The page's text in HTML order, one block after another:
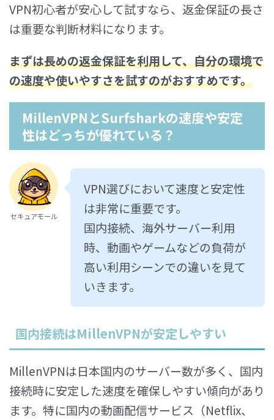
VPN初心者が安心して試すなら、返金保証の長さ
は重要な判断材料になります。
まずは長めの返金保証を利用して、自分の環境で
の速度や使いやすさを試すのがおすすめです。
MillenVPNとSurfsharkの速度や安定
性はどっちが優れている？
セキュアモール
VPN選びにおいて速度と安定性
は非常に重要です。
国内接続、海外サーバー利用
時、動画やゲームなどの負荷が
高い利用シーンでの違いを見て
いきます。
国内接続はMillenVPNが安定しやすい
MillenVPNは日本国内のサーバー数が多く、国内
接続時に安定した速度を確保しやすい傾向があり
ます。特に国内の動画配信サービス（Netflix、